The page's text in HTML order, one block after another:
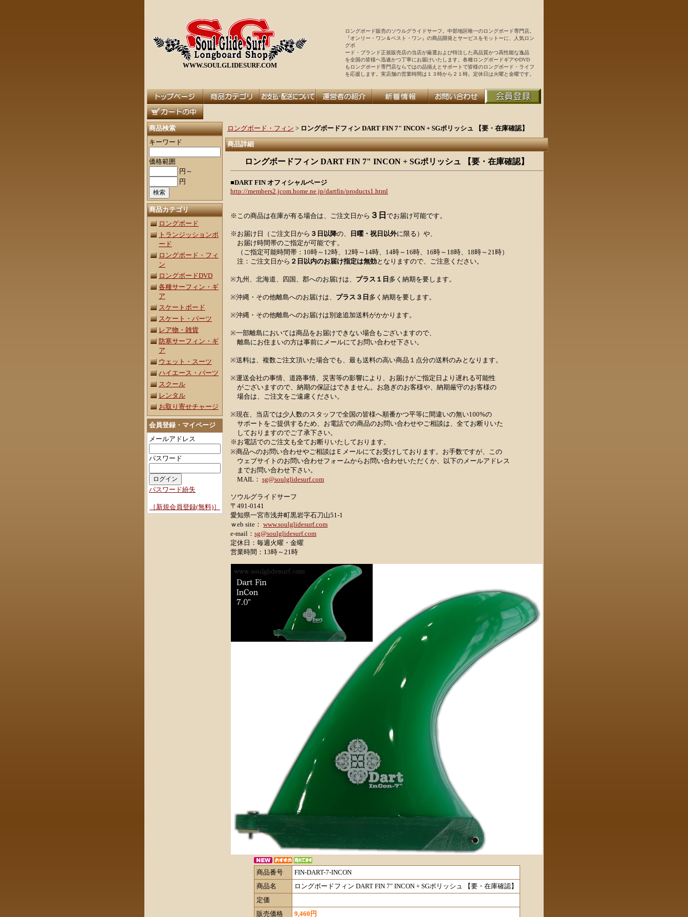
WWW.SOULGLIDESURF.COM
ロングボード販売のソウルグライドサーフ。中部地区唯一のロングボード専門店。
『オンリー・ワン＆ベスト・ワン』の商品開発とサービスをモットーに、人気ロン
グボ
ード・ブランド正規販売店の当店が厳選および特注した高品質かつ高性能な逸品
を全国の皆様ヘ迅速かつ丁寧にお届けいたします。各種ロングボードギアやDVD
もロングボード専門店ならではの品揃えとサポートで皆様のロングボード・ライフ
を応援します。実店舗の営業時間は１３時から２１時。定休日は火曜と金曜です。
商品検索
キーワード
価格範囲
円～
円
商品カテゴリ
ロングボード
トランジッションボ
ード
ロングボード・フィ
ン
ロングボードDVD
各種サーフィン・ギ
ア
スケートボード
スケート・パーツ
レア物・雑貨
防寒サーフィン・ギ
ア
ウェット・スーツ
ハイエース・パーツ
スクール
レンタル
お取り寄せチャージ
会員登録・マイページ
メールアドレス
パスワード
パスワード紛失
［新規会員登録(無料)］
ロングボード・フィン > ロングボードフィン DART FIN 7" INCON + SGポリッシュ 【要・在庫確認】
商品詳細
ロングボードフィン DART FIN 7" INCON + SGポリッシュ 【要・在庫確認】
■DART FIN オフィシャルページ
http://members2.jcom.home.ne.jp/dartfin/products1.html
※この商品は在庫が有る場合は、ご注文日から ３日 でお届け可能です。
※お届け日（ご注文日から ３日以降の、 日曜・祝日以外に限る）や、
お届け時間帯のご指定が可能です。
（ご指定可能時間帯：10時～12時、12時～14時、14時～16時、16時～18時、18時～21時）
注：ご注文日から ２日以内のお届け指定は無効となりますので、ご注意ください。
※九州、北海道、四国、郡へのお届けは、 プラス１日 多く納期を要します。
※沖縄・その他離島へのお届けは、 プラス３日 多く納期を要します。
※沖縄・その他離島へのお届けは別途追加送料がかかります。
※一部離島においては商品をお届けできない場合もございますので、
離島にお住まいの方は事前にメールにてお問い合わせ下さい。
※送料は、複数ご注文頂いた場合でも、最も送料の高い商品１点分の送料のみとなります。
※運送会社の事情、道路事情、災害等の影響により、お届けがご指定日より遅れる可能性
がございますので、納期の保証はできません。お急ぎのお客様や、納期厳守のお客様の
場合は、ご注文をご遠慮ください。
※現在、当店では少人数のスタッフで全国の皆様へ順番かつ平等に間違いの無い100%の
サポートをご提供するため、お電話での商品のお問い合わせやご相談は、全てお断りいた
しておりますのでご了承下さい。
※お電話でのご注文も全てお断りいたしております。
※商品へのお問い合わせやご相談はＥメールにてお受けしております。お手数ですが、この
ウェブサイトのお問い合わせフォームからお問い合わせいただくか、以下のメールアドレス
までお問い合わせ下さい。
MAIL： sg@soulglidesurf.com
ソウルグライドサーフ
〒491-0141
愛知県一宮市浅井町黒岩字石刀山51-1
ｗeb site： www.soulglidesurf.com
e-mail： sg@soulglidesurf.com
定休日：毎週火曜・金曜
営業時間：13時～21時
商品番号
FIN-DART-7-INCON
商品名
ロングボードフィン DART FIN 7" INCON + SGポリッシュ 【要・在庫確認】
定価
販売価格
9,460円